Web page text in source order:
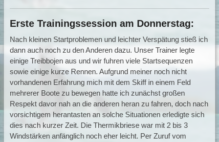
Erste Trainingssession am Donnerstag:
Nach kleinen Startproblemen und leichter Verspätung stieß ich
dann auch noch zu den Anderen dazu. Unser Trainer legte
einige Treibbojen aus und wir fuhren viele Startsequenzen
sowie einige kurze Rennen. Aufgrund meiner noch nicht
vorhandenen Erfahrung mich mit dem Skiff in einem Feld
mehrerer Boote zu bewegen hatte ich zunächst großen
Respekt davor nah an die anderen heran zu fahren, doch nach
vorsichtigem herantasten an solche Situationen erledigte sich
dies nach kurzer Zeit. Die Thermikbriese war mit 2 bis 3
Windstärken anfänglich noch eher leicht. Per Zuruf vom